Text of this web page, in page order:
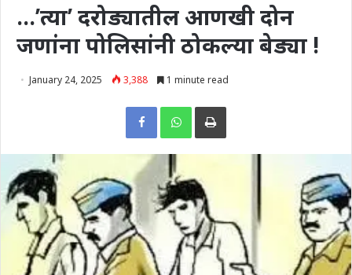
…’त्या’ दरोड्यातील आणखी दोन
जणांना पोलिसांनी ठोकल्या बेड्या !
January 24, 2025 3,388 1 minute read
Print